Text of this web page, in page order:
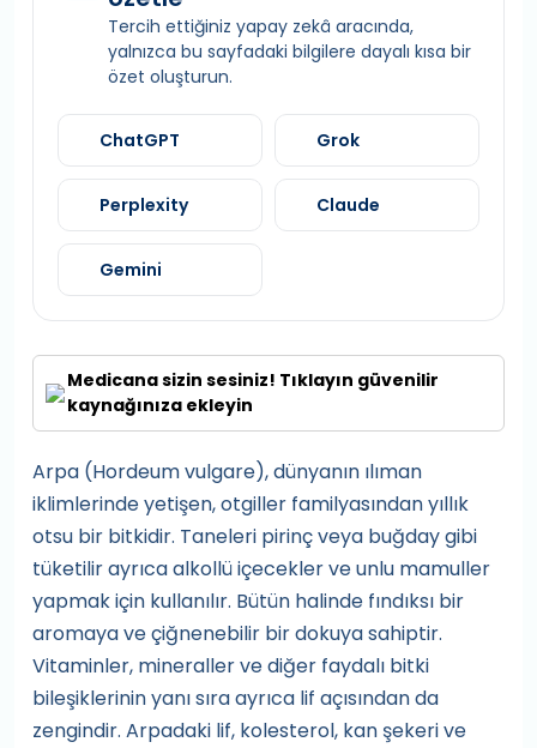
Tercih ettiğiniz yapay zekâ aracında,
yalnızca bu sayfadaki bilgilere dayalı kısa bir
özet oluşturun.
ChatGPT Grok
Perplexity Claude
Gemini
Medicana sizin sesiniz! Tıklayın güvenilir
kaynağınıza ekleyin
Arpa (Hordeum vulgare), dünyanın ılıman
iklimlerinde yetişen, otgiller familyasından yıllık
otsu bir bitkidir. Taneleri pirinç veya buğday gibi
tüketilir ayrıca alkollü içecekler ve unlu mamuller
yapmak için kullanılır. Bütün halinde fındıksı bir
aromaya ve çiğnenebilir bir dokuya sahiptir.
Vitaminler, mineraller ve diğer faydalı bitki
bileşiklerinin yanı sıra ayrıca lif açısından da
zengindir. Arpadaki lif, kolesterol, kan şekeri ve